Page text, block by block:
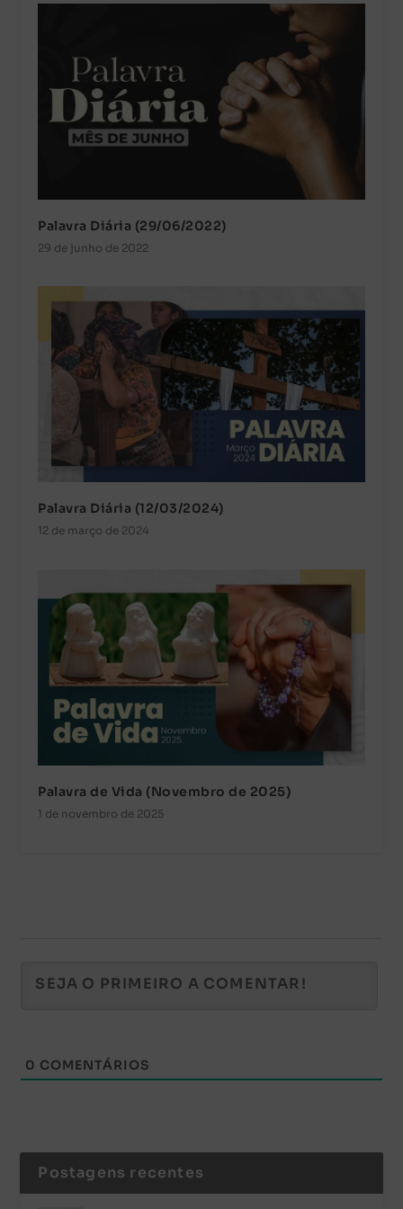
Palavra Diária (29/06/2022)
29 de junho de 2022
Palavra Diária (12/03/2024)
12 de março de 2024
Palavra de Vida (Novembro de 2025)
1 de novembro de 2025
0 COMENTÁRIOS
Postagens recentes